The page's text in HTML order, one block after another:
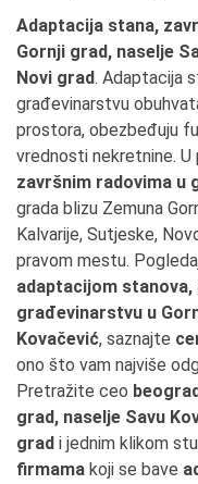
Adaptacija stana,
Gornji grad, naselje
Novi grad. Adaptacija
građevinarstvu
prostora, obezbeđuju
vrednosti nekretnine.
završnim radovima u
grada blizu Zemuna
Kalvarije, Sutjeske,
pravom mestu.
adaptacijom
građevinarstvu u
Kovačević, saznajte
ono što vam najviše
Pretražite ceo
grad, naselje Savu
grad i jednim klikom
firmama koji se bave